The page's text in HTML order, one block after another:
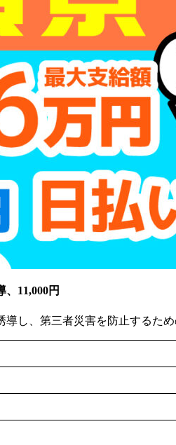
11,000円
し、第三者災害を防止するため